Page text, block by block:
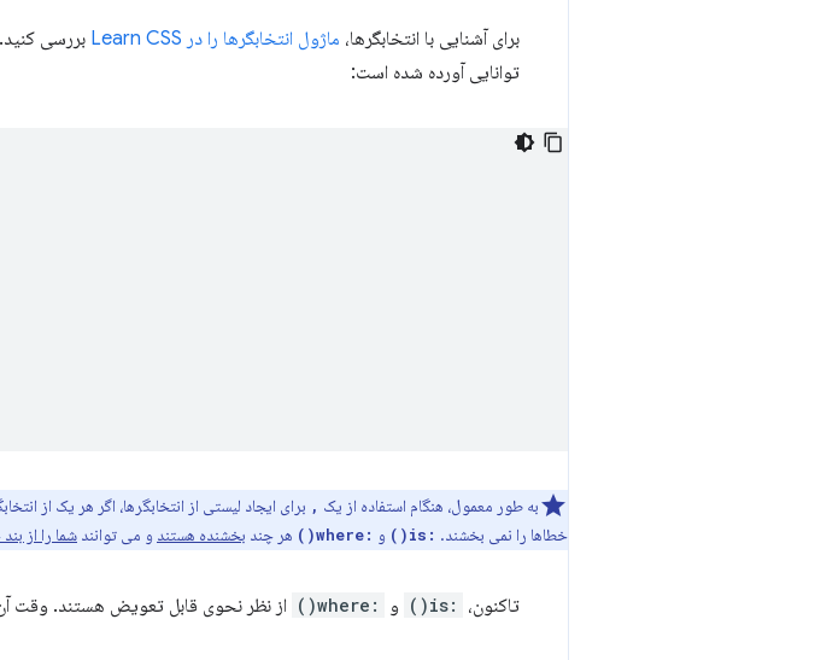
برای آشنایی با انتخابگرها، ماژول انتخابگرها را در Learn CSS
بررسی
توانایی آورده شده است:
به طور معمول، هنگام استفاده از یک , برای ایجاد لیستی از انتخابگرها، اگر هر یک از
خطاها را نمی بخشند. :is() و :where() هر چند بخشنده هستند و می توانند شما را از
تاکنون، :is() و :where() از نظر نحوی قابل تعویض هستند. وقت آن